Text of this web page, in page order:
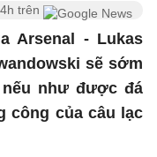
trên
Arsenal - Lukas
sẽ sớm
như được đá
công của câu lạc